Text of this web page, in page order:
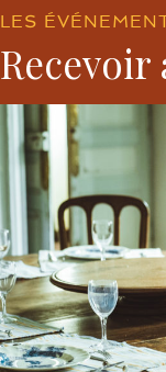
LES
Recevoir